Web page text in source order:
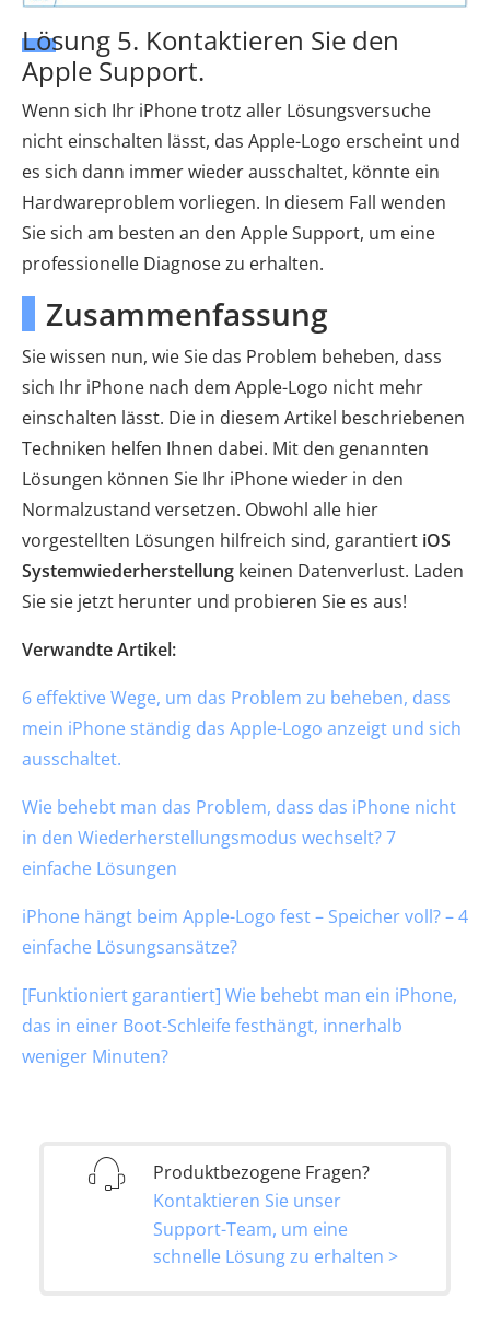
Lösung 5. Kontaktieren Sie den
Apple Support.
Wenn sich Ihr iPhone trotz aller Lösungsversuche
nicht einschalten lässt, das Apple-Logo erscheint und
es sich dann immer wieder ausschaltet, könnte ein
Hardwareproblem vorliegen. In diesem Fall wenden
Sie sich am besten an den Apple Support, um eine
professionelle Diagnose zu erhalten.
Zusammenfassung
Sie wissen nun, wie Sie das Problem beheben, dass
sich Ihr iPhone nach dem Apple-Logo nicht mehr
einschalten lässt. Die in diesem Artikel beschriebenen
Techniken helfen Ihnen dabei. Mit den genannten
Lösungen können Sie Ihr iPhone wieder in den
Normalzustand versetzen. Obwohl alle hier
vorgestellten Lösungen hilfreich sind, garantiert iOS
Systemwiederherstellung keinen Datenverlust. Laden
Sie sie jetzt herunter und probieren Sie es aus!
Verwandte Artikel:
6 effektive Wege, um das Problem zu beheben, dass
mein iPhone ständig das Apple-Logo anzeigt und sich
ausschaltet.
Wie behebt man das Problem, dass das iPhone nicht
in den Wiederherstellungsmodus wechselt? 7
einfache Lösungen
iPhone hängt beim Apple-Logo fest – Speicher voll? – 4
einfache Lösungsansätze?
[Funktioniert garantiert] Wie behebt man ein iPhone,
das in einer Boot-Schleife festhängt, innerhalb
weniger Minuten?
Produktbezogene Fragen?
Kontaktieren Sie unser
Support-Team, um eine
schnelle Lösung zu erhalten >